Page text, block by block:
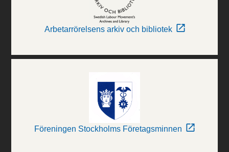
Arbetarrörelsens arkiv och bibliotek
Föreningen Stockholms Företagsminnen